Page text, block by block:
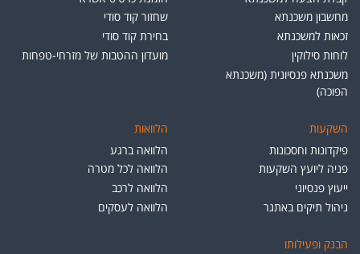
מחשבון משכנתא
זכאות למשכנתא
לוחות סילוקין
משכנתא פנסיונית (משכנתא
הפוכה)
שחזור קוד סודי
בחירת קוד סודי
מועדון ההטבות של מזרחי-טפחות
השקעות
פיקדונות וחסכונות
פניה ליועץ השקעות
ייעוץ פנסיוני
ניהול תיקים באתגר
הלוואות
הלוואה ברגע
הלוואה לכל מטרה
הלוואה לרכב
הלוואה לעסקים
הבנק ופעילותו